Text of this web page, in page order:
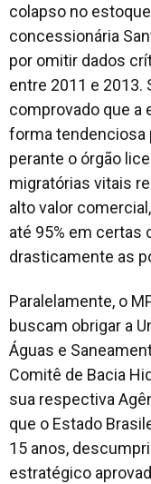
colapso no
concessionária
por omitir dados
entre 2011 e 2013.
comprovado que a
forma tendenciosa
perante o órgão
migratórias vitais
alto valor
até 95% em certas
drasticamente as
Paralelamente, o
buscam obrigar a
Águas e
Comitê de Bacia
sua respectiva
que o Estado
15 anos,
estratégico